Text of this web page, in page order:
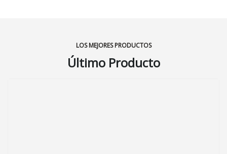
LOS MEJORES PRODUCTOS
Último Producto